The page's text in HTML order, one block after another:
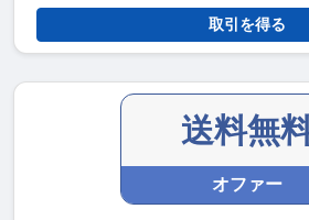
取引を得る
送料無
オファー